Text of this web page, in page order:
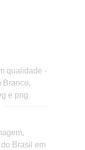
qualidade -
Branco,
e png.
Brasil em